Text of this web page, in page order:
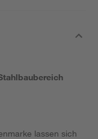
lassen sich